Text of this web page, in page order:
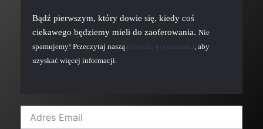
Bądź pierwszym, który dowie się, kiedy coś
ciekawego będziemy mieli do zaoferowania. Nie
spamujemy! Przeczytaj naszą politykę prywatności, aby
uzyskać więcej informacji.